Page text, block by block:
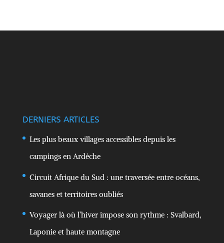
DERNIERS ARTICLES
Les plus beaux villages accessibles depuis les
campings en Ardèche
Circuit Afrique du Sud : une traversée entre océans,
savanes et territoires oubliés
Voyager là où l’hiver impose son rythme : Svalbard,
Laponie et haute montagne